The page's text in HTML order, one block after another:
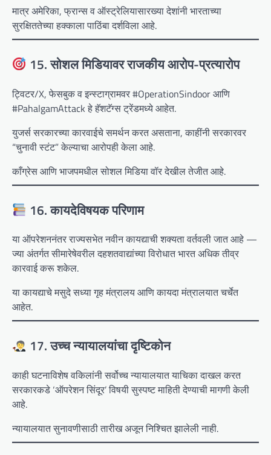
मात्र अमेरिका, फ्रान्स व ऑस्ट्रेलियासारख्या देशांनी भारताच्या
सुरक्षिततेच्या हक्काला पाठिंबा दर्शविला आहे.
15. सोशल मिडियावर राजकीय आरोप-प्रत्यारोप
ट्विटर/X, फेसबुक व इन्स्टाग्रामवर #OperationSindoor आणि
#PahalgamAttack हे हॅशटॅग्स ट्रेंडमध्ये आहेत.
युजर्स सरकारच्या कारवाईचे समर्थन करत असताना, काहींनी सरकारवर
“चुनावी स्टंट” केल्याचा आरोपही केला आहे.
काँग्रेस आणि भाजपमधील सोशल मिडिया वॉर देखील तेजीत आहे.
16. कायदेविषयक परिणाम
या ऑपरेशननंतर राज्यसभेत नवीन कायद्याची शक्यता वर्तवली जात आहे —
ज्या अंतर्गत सीमारेषेवरील दहशतवाद्यांच्या विरोधात भारत अधिक तीव्र
कारवाई करू शकेल.
या कायद्याचे मसुदे सध्या गृह मंत्रालय आणि कायदा मंत्रालयात चर्चेत
आहेत.
17. उच्च न्यायालयांचा दृष्टिकोन
काही घटनाविशेष वकिलांनी सर्वोच्च न्यायालयात याचिका दाखल करत
सरकारकडे ‘ऑपरेशन सिंदूर’ विषयी सुस्पष्ट माहिती देण्याची मागणी केली
आहे.
न्यायालयात सुनावणीसाठी तारीख अजून निश्‍चित झालेली नाही.